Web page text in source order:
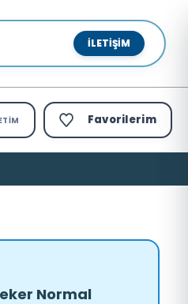
İLETIŞIM
Favorilerim
Normal